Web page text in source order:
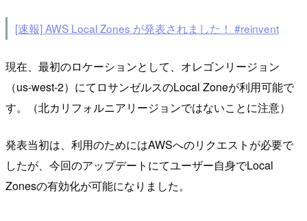
[速報] AWS Local Zones が発表されました！ #reinvent
現在、最初のロケーションとして、オレゴンリージョン
（us-west-2）にてロサンゼルスのLocal Zoneが利用可能で
す。（北カリフォルニアリージョンではないことに注意）
発表当初は、利用のためにはAWSへのリクエストが必要で
したが、今回のアップデートにてユーザー自身でLocal
Zonesの有効化が可能になりました。